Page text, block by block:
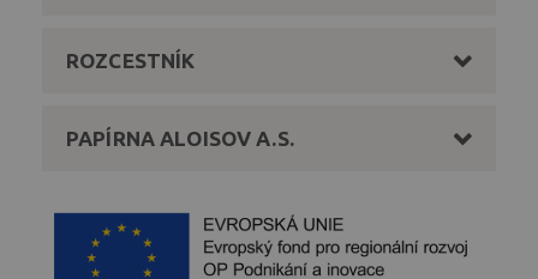
ROZCESTNÍK
PAPÍRNA ALOISOV A.S.